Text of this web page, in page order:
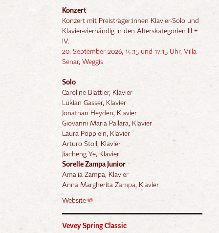
Konzert
Konzert mit Preisträger:innen Klavier-Solo und
Klavier-vierhändig in den Alterskategorien III +
IV.
20. September 2026, 14:15 und 17:15 Uhr, Villa
Senar, Weggis
Solo
Caroline Blättler, Klavier
Lukian Gasser, Klavier
Jonathan Heyden, Klavier
Giovanni Maria Pallara, Klavier
Laura Pöpplein, Klavier
Arturo Stoll, Klavier
Jiacheng Ye, Klavier
Sorelle Zampa Junior
Amalia Zampa, Klavier
Anna Margherita Zampa, Klavier
Website
Vevey Spring Classic